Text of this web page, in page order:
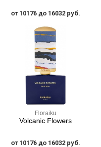
от 10176 до 16032 руб.
Floraiku
Volcanic Flowers
от 10176 до 16032 руб.